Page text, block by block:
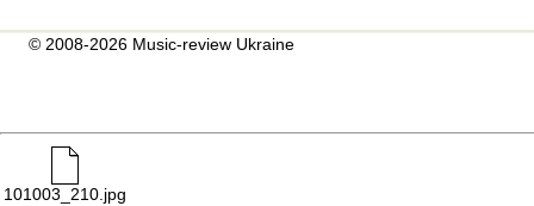
© 2008-2026 Music-review Ukraine
101003_210.jpg